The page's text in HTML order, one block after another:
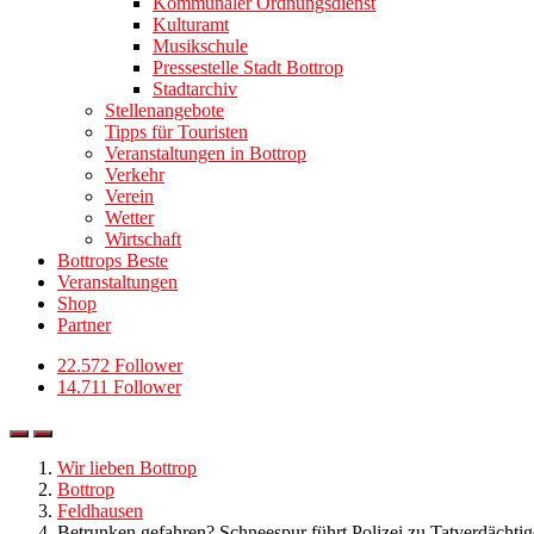
Kulturamt
Musikschule
Pressestelle Stadt Bottrop
Stadtarchiv
Stellenangebote
Tipps für Touristen
Veranstaltungen in Bottrop
Verkehr
Verein
Wetter
Wirtschaft
Bottrops Beste
Veranstaltungen
Shop
Partner
22.572 Follower
14.711 Follower
Wir lieben Bottrop
Bottrop
Feldhausen